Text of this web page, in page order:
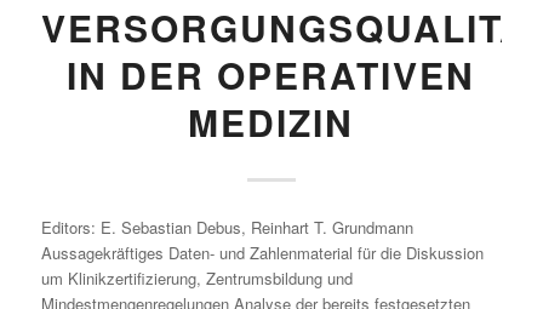
IN DER OPERATIVEN
MEDIZIN
Editors: E. Sebastian Debus, Reinhart T. Grundmann
Aussagekräftiges Daten- und Zahlenmaterial für die Diskussion
um Klinikzertifizierung, Zentrumsbildung und
Mindestmengenregelungen Analyse der bereits festgesetzten